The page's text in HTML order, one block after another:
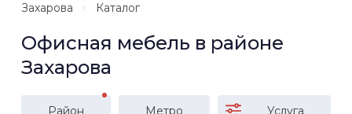
Захарова Каталог
Офисная мебель в районе
Захарова
Район Метро Услуга